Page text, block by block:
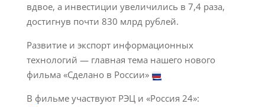
вдвое, а инвестиции увеличились в 7,4 раза,
достигнув почти 830 млрд рублей.
Развитие и экспорт информационных
технологий — главная тема нашего нового
фильма «Сделано в России»
В фильме участвуют РЭЦ и «Россия 24»: